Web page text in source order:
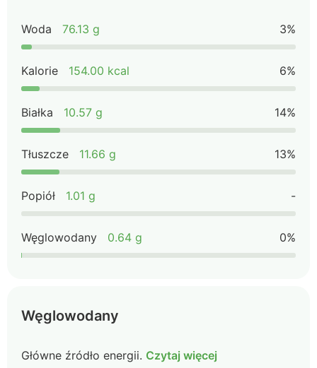
Woda 76.13 g 3%
Kalorie 154.00 kcal 6%
Białka 10.57 g 14%
Tłuszcze 11.66 g 13%
Popiół 1.01 g -
Węglowodany 0.64 g 0%
Węglowodany
Główne źródło energii. Czytaj więcej